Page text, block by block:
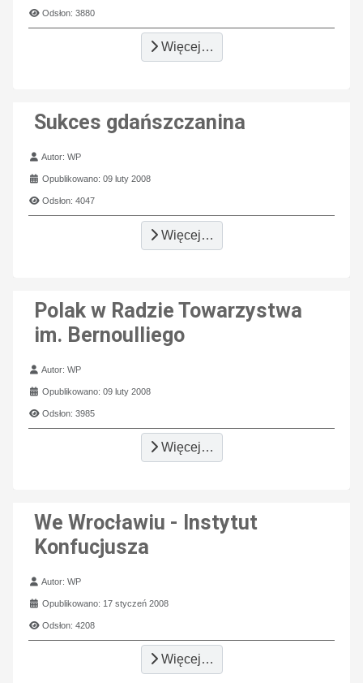
Odsłon: 3880
Więcej…
Sukces gdańszczanina
Szczegóły
Autor:WP
Opublikowano: 09 luty 2008
Odsłon: 4047
Więcej…
Polak w Radzie Towarzystwa
im. Bernoulliego
Szczegóły
Autor:WP
Opublikowano: 09 luty 2008
Odsłon: 3985
Więcej…
We Wrocławiu - Instytut
Konfucjusza
Szczegóły
Autor:WP
Opublikowano: 17 styczeń 2008
Odsłon: 4208
Więcej…